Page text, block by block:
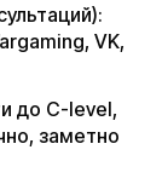
VK,
до С-level,
заметно